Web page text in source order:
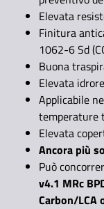
Elevata
Finitura
1062-6 Sd
Buona
Elevata
Applicabile
temperature
Elevata
Ancora più
Può
v4.1 MRc
Carbon/LCA